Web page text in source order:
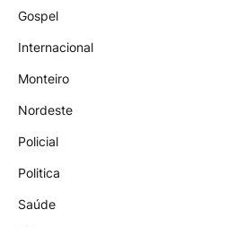
Gospel
Internacional
Monteiro
Nordeste
Policial
Politica
Saúde